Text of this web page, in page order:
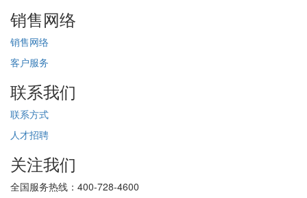
销售网络
销售网络
客户服务
联系我们
联系方式
人才招聘
关注我们
全国服务热线：400-728-4600